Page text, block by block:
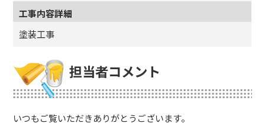
工事内容詳細
塗装工事
担当者コメント
いつもご覧いただきありがとうございます。